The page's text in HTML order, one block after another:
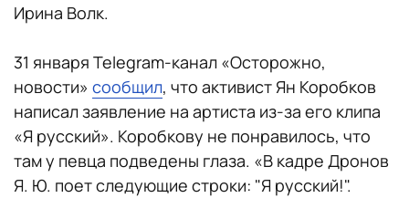
Ирина Волк.
31 января Telegram-канал «Осторожно,
новости» сообщил, что активист Ян Коробков
написал заявление на артиста из-за его клипа
«Я русский». Коробкову не понравилось, что
там у певца подведены глаза. «В кадре Дронов
Я. Ю. поет следующие строки: "Я русский!".